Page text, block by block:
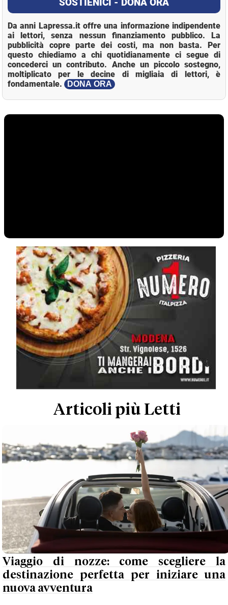
SOSTIENICI - DONA ORA
Da anni Lapressa.it offre una informazione indipendente
ai lettori, senza nessun finanziamento pubblico. La
pubblicità copre parte dei costi, ma non basta. Per
questo chiediamo a chi quotidianamente ci segue di
concederci un contributo. Anche un piccolo sostegno,
moltiplicato per le decine di migliaia di lettori, è
fondamentale.
DONA ORA
Articoli più Letti
Viaggio di nozze: come scegliere la
destinazione perfetta per iniziare una
nuova avventura